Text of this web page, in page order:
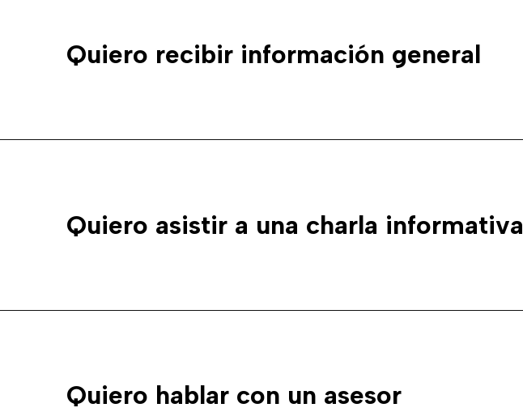
Quiero recibir información general
Quiero asistir a una charla informativa
Quiero hablar con un asesor